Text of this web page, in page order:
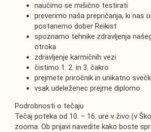
naučimo se mišično testirati
preverimo naša prepričanja, ki nas
postanemo dober Reikist
spoznamo tehnike zdravljenja
otroka
zdravljenje karmičnih vezi
čistimo 1. 2. in 3. čakro
prejmete priročnik in unikatno
vsak udeleženec prejme diplomo
Podrobnosti o tečaju
Tečaj poteka od 10. – 16. ure v živo (v
zooma. Ob prijavi navedite kako boste